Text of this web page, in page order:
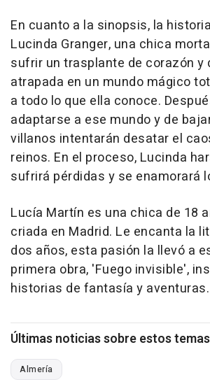
En cuanto a la sinopsis, la
Lucinda Granger, una chica
sufrir un trasplante de corazón y
atrapada en un mundo mágico
a todo lo que ella conoce.
adaptarse a ese mundo y de
villanos intentarán desatar el
reinos. En el proceso, Lucinda
sufrirá pérdidas y se enamorará
Lucía Martín es una chica de 18
criada en Madrid. Le encanta la
dos años, esta pasión la llevó a
primera obra, 'Fuego invisible',
historias de fantasía y aventuras.
Últimas noticias sobre estos temas
Almería